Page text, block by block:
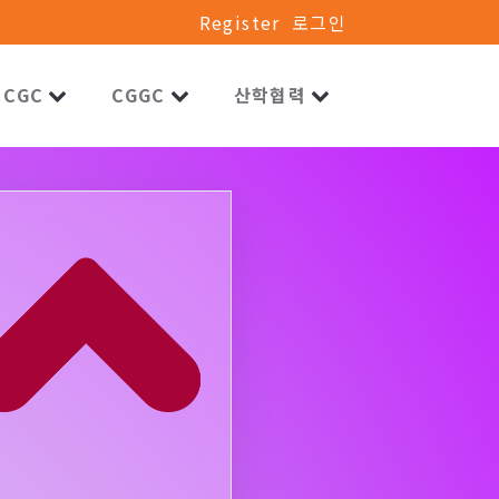
Register 로그인
CGC CGGC 산학협력